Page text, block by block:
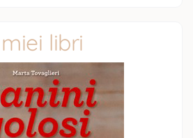
libri